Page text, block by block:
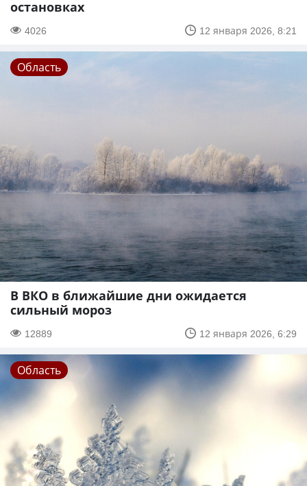
остановках
4026 12 января 2026, 8:21
Область
В ВКО в ближайшие дни ожидается
сильный мороз
12889 12 января 2026, 6:29
Область